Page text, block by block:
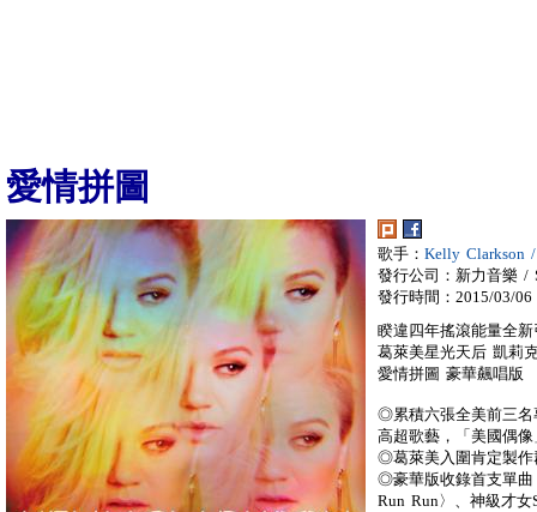
愛情拼圖
歌手： Kelly Clarkson
發行公司：新力音樂 /
發行時間：2015/03/06
睽違四年搖滾能量全新
葛萊美星光天后 凱莉
愛情拼圖 豪華飆唱版
◎累積六張全美前三名
高超歌藝，「美國偶
◎葛萊美入圍肯定製作
◎豪華版收錄首支單曲
Run Run〉、神級才